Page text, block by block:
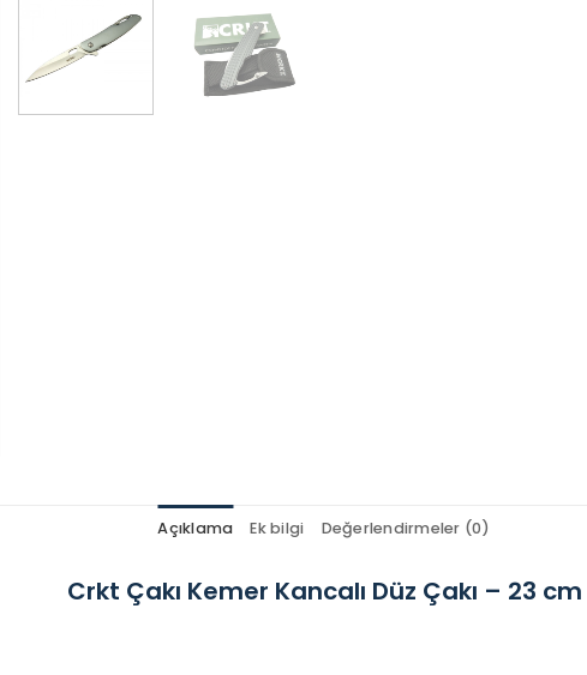
Açıklama Ek bilgi Değerlendirmeler (0)
Crkt Çakı Kemer Kancalı Düz Çakı – 23 cm